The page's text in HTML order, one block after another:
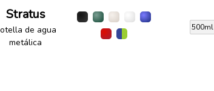
Stratus
de agua
metálica
500ml